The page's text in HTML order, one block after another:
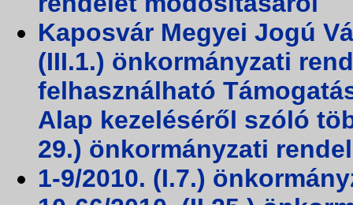
Kaposvár Megyei Jogú
(III.1.) önkormányzati
felhasználható
Alap kezeléséről szóló
29.) önkormányzati
1-9/2010. (I.7.)